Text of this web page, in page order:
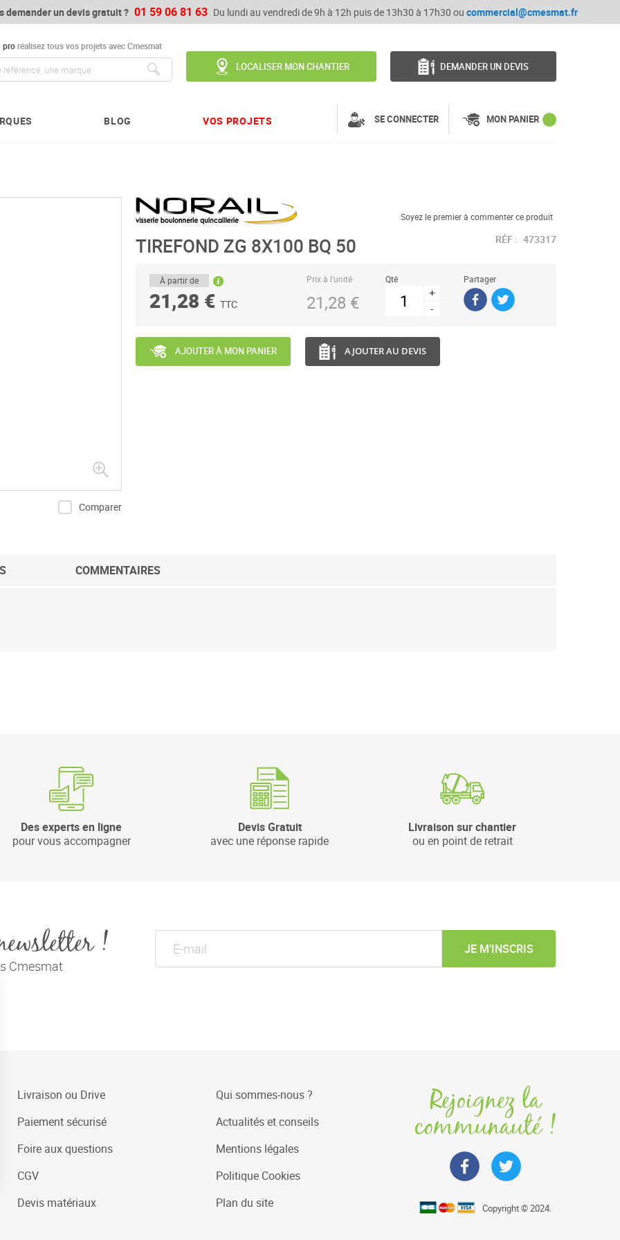
demander un devis gratuit ? 01 59 06 81 63 Du lundi au vendredi de 9h à 12h puis de 13h30 à 17h30 ou commercial@cmesmat.fr
proréalisez tous vos projets avec Cmesmat
LOCALISER MON CHANTIER DEMANDER UN DEVIS
BLOG VOS PROJETS SE CONNECTER MON PANIER
Comparer
Soyez le premier à commenter ce produit
TIREFOND ZG 8X100 BQ 50 RÉF : 473317
À partir de
21,28 € TTC
Prix à l’unité
21,28 €
Qté
+
-
Partager
AJOUTER À MON PANIER AJOUTER AU DEVIS
COMMENTAIRES
Des experts en ligne
pour vous accompagner
Devis Gratuit
avec une réponse rapide
Livraison sur chantier
ou en point de retrait
!
Cmesmat
JE M’INSCRIS
Livraison ou Drive
Paiement sécurisé
Foire aux questions
CGV
Devis matériaux
Qui sommes-nous ?
Actualités et conseils
Mentions légales
Politique Cookies
Plan du site
Rejoignez la
communauté !
Copyright © 2024.